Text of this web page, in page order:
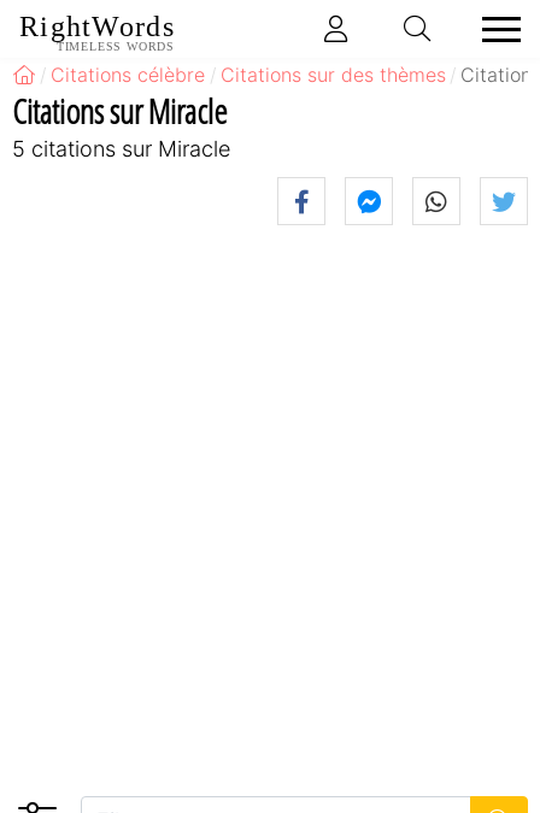
RightWords
TIMELESS WORDS
Citations célèbre Citations sur des thèmes
Citations sur Miracle
5 citations sur Miracle